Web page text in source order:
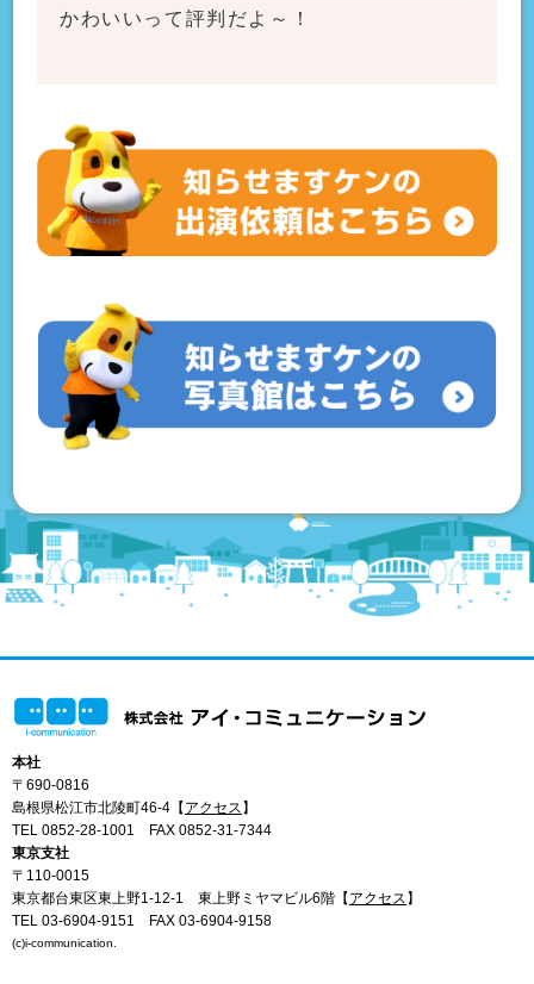
かわいいって評判だよ～！
本社
〒690-0816
島根県松江市北陵町46-4【 アクセス 】
TEL 0852-28-1001
FAX 0852-31-7344
東京支社
〒110-0015
東京都台東区東上野1-12-1 東上野ミヤマビル6階【 アクセス 】
TEL 03-6904-9151
FAX 03-6904-9158
(c)i-communication.